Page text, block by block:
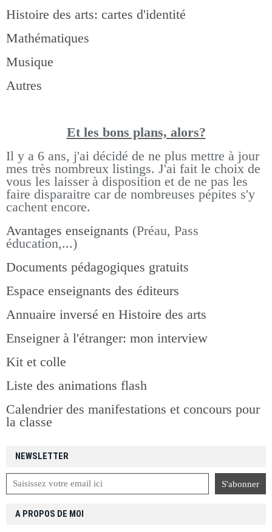
NEWSLETTER
Histoire des arts: cartes d'identité
Mathématiques
Musique
Autres
Et les bons plans, alors?
Il y a 6 ans, j'ai décidé de ne plus mettre à jour
mes très nombreux listings. J'ai fait le choix de
vous les laisser à disposition et de ne pas les
faire disparaitre car de nombreuses pépites s'y
cachent encore.
Avantages enseignants (Préau, Pass
éducation,...)
Documents pédagogiques gratuits
Espace enseignants des éditeurs
Annuaire inversé en Histoire des arts
Enseigner à l'étranger: mon interview
Kit et colle
Liste des animations flash
Calendrier des manifestations et concours pour
la classe
A PROPOS DE MOI